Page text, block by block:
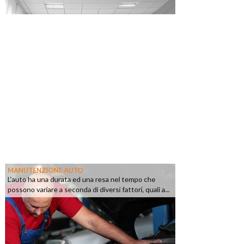
MANUTENZIONE AUTO
L'auto ha una durata ed una resa nel tempo che
possono variare a seconda di diversi fattori, quali a...